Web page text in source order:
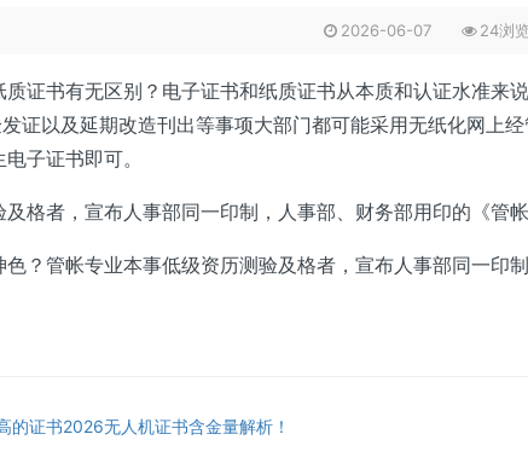
2026-06-07 24浏
书有无区别？电子证书和纸质证书从本质和认证水准来
证以及延期改造刊出等事项大部门都可能采用无纸化网上
电子证书即可。
者，宣布人事部同一印制，人事部、财务部用印的《管帐
管帐专业本事低级资历测验及格者，宣布人事部同一印
的证书2026无人机证书含金量解析！